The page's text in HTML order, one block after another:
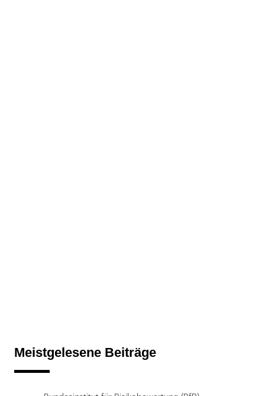
Meistgelesene Beiträge